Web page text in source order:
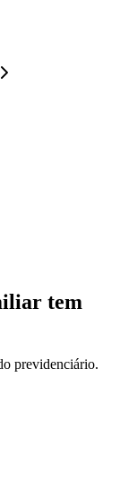
tem
previdenciário.